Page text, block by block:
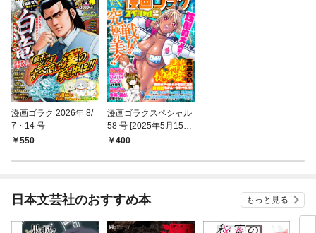
漫画ゴラク 2026年 8/
7・14 号
550
漫画ゴラクスペシャル
58 号 [2025年5月15日
配信]
400
日本文芸社のおすすめ本 もっと見る